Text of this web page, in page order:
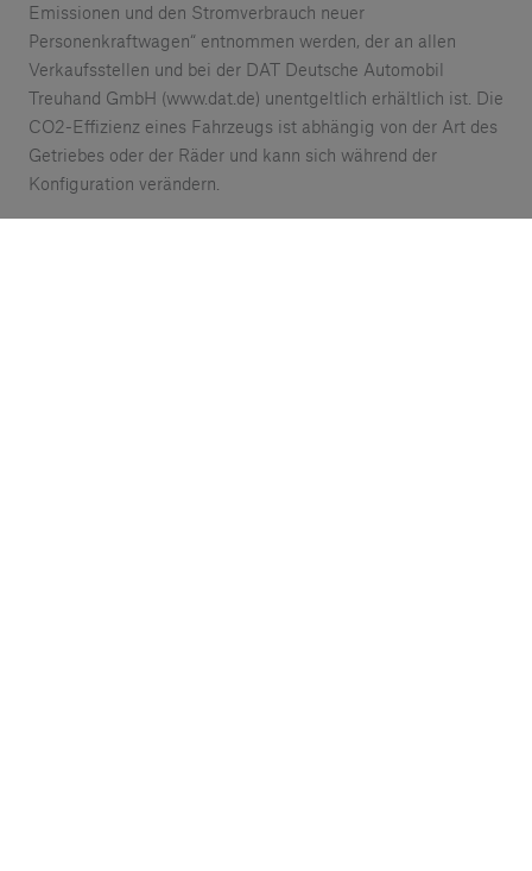
Emissionen und den Stromverbrauch neuer
Personenkraftwagen“ entnommen werden, der an allen
Verkaufsstellen und bei der DAT Deutsche Automobil
Treuhand GmbH (www.dat.de) unentgeltlich erhältlich ist. Die
CO2-Effizienz eines Fahrzeugs ist abhängig von der Art des
Getriebes oder der Räder und kann sich während der
Konfiguration verändern.